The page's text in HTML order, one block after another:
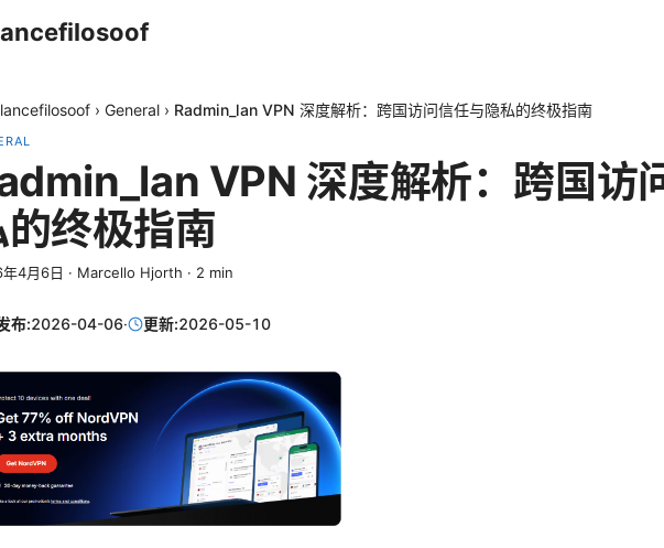
› General › Radmin_lan VPN 深度解析：跨国访问信任与隐私的终极指南
VPN 深度解析：跨国访
终极指南
4月6日 · Marcello Hjorth · 2 min
布:2026-04-06· 更新:2026-05-10